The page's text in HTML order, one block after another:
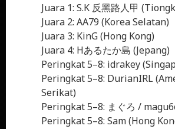
Juara 1: S.K 反黑路人甲
Juara 2: AA79 (Korea Selatan)
Juara 3: KinG (Hong Kong)
Juara 4: Hあるたか島 (Jepang)
Peringkat 5–8: idrakey
Peringkat 5–8: DurianIRL
Serikat)
Peringkat 5–8: まぐろ /
Peringkat 5–8: Sam (Hong